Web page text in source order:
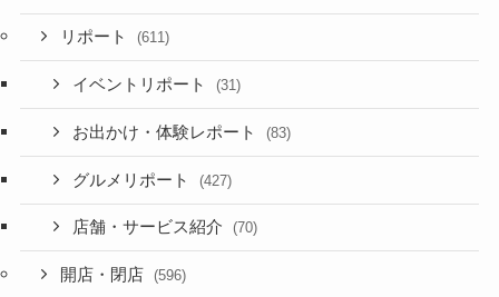
リポート (611)
イベントリポート (31)
お出かけ・体験レポート (83)
グルメリポート (427)
店舗・サービス紹介 (70)
開店・閉店 (596)